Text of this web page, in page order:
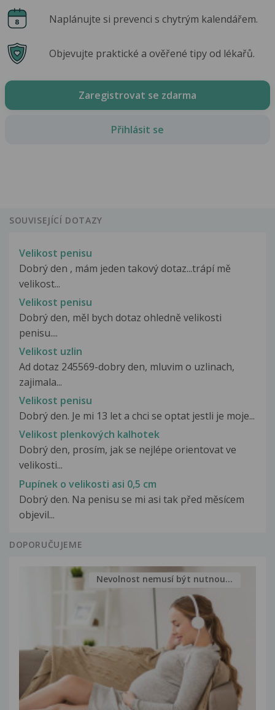
Naplánujte si prevenci s chytrým kalendářem.
Objevujte praktické a ověřené tipy od lékařů.
Zaregistrovat se zdarma
Přihlásit se
SOUVISEJÍCÍ DOTAZY
Velikost penisu
Dobrý den , mám jeden takový dotaz...trápí mě
velikost...
Velikost penisu
Dobrý den, měl bych dotaz ohledně velikosti
penisu....
Velikost uzlin
Ad dotaz 245569-dobry den, mluvim o uzlinach,
zajimala...
Velikost penisu
Dobrý den. Je mi 13 let a chci se optat jestli je moje...
Velikost plenkových kalhotek
Dobrý den, prosím, jak se nejlépe orientovat ve
velikosti...
Pupínek o velikosti asi 0,5 cm
Dobrý den. Na penisu se mi asi tak před měsícem
objevil...
DOPORUČUJEME
Nevolnost nemusí být nutnou...